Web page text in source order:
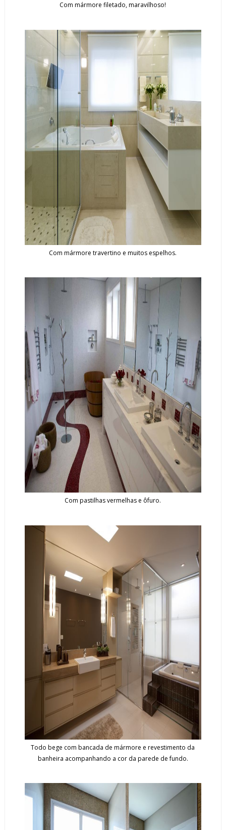
Com mármore filetado, maravilhoso!
Com mármore travertino e muitos espelhos.
Com pastilhas vermelhas e ôfuro.
Todo bege com bancada de mármore e revestimento da
banheira acompanhando a cor da parede de fundo.